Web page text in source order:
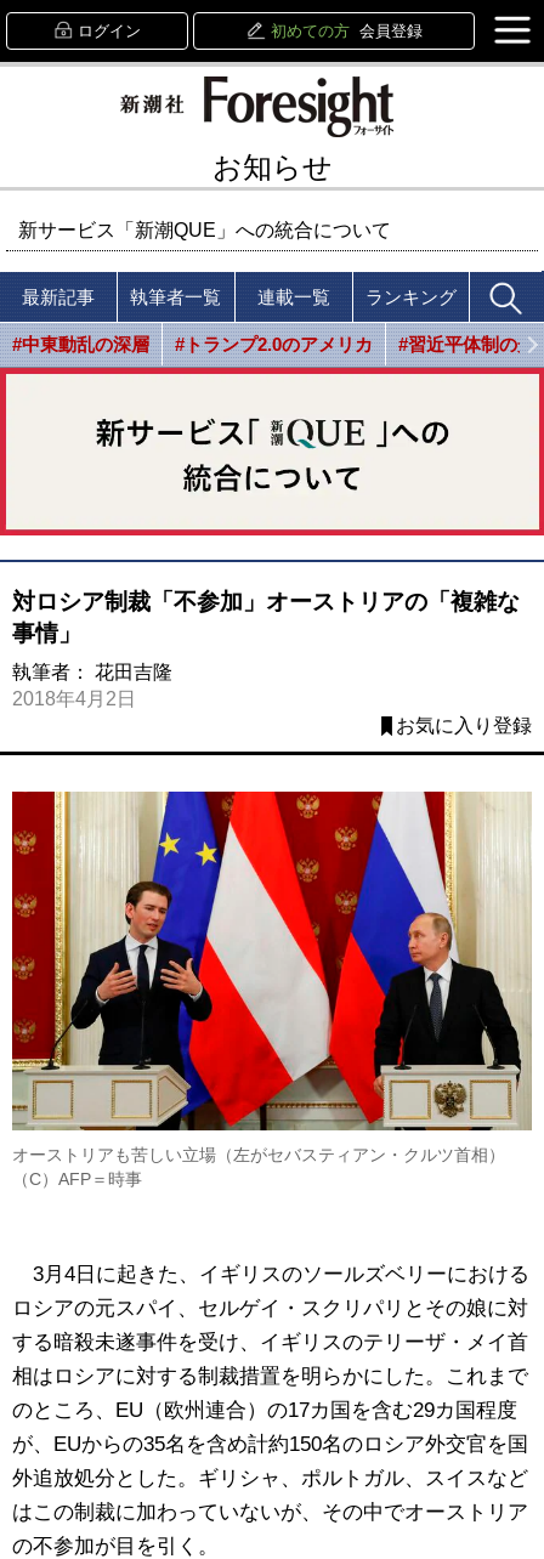
ログイン 初めての方 会員登録
お知らせ
新サービス「新潮QUE」への統合について
最新記事 執筆者一覧 連載一覧 ランキング
#中東動乱の深層 #トランプ2.0のアメリカ #習近平体制の光
対ロシア制裁「不参加」オーストリアの「複雑な
事情」
執筆者： 花田吉隆
2018年4月2日
お気に入り登録
オーストリアも苦しい立場（左がセバスティアン・クルツ首相）
（C）AFP＝時事
3月4日に起きた、イギリスのソールズベリーにおける
ロシアの元スパイ、セルゲイ・スクリパリとその娘に対
する暗殺未遂事件を受け、イギリスのテリーザ・メイ首
相はロシアに対する制裁措置を明らかにした。これまで
のところ、EU（欧州連合）の17カ国を含む29カ国程度
が、EUからの35名を含め計約150名のロシア外交官を国
外追放処分とした。ギリシャ、ポルトガル、スイスなど
はこの制裁に加わっていないが、その中でオーストリア
の不参加が目を引く。